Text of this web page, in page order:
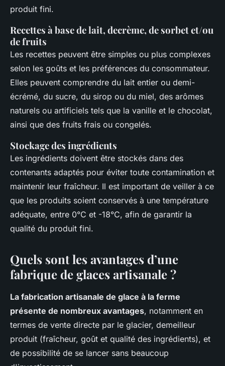
produit fini.
Recettes à base de lait, decrème, de sorbet et/ou
de fruits
Les recettes peuvent être simples ou plus complexes
selon les goûts et les préférences du consommateur.
Elles peuvent comprendre du lait entier ou demi-
écrémé, du sucre, du sirop ou du miel, des arômes
naturels ou artificiels tels que la vanille et le chocolat,
ainsi que des fruits frais ou congelés.
Stockage des ingrédients
Les ingrédients doivent être stockés dans des
contenants adaptés pour éviter toute contamination et
maintenir leur fraîcheur. Il est important de veiller à ce
que les produits soient conservés à une température
adéquate, entre 0°C et -18°C, afin de garantir la
qualité du produit fini.
Quels sont les avantages d’une
fabrique de glaces artisanale ?
La fabrication artisanale de glace à la ferme
présente de nombreux avantages, notamment en
termes de vente directe par le glacier, demeilleur
produit (fraîcheur, goût et qualité des ingrédients), et
de possibilité de se lancer sans beaucoup